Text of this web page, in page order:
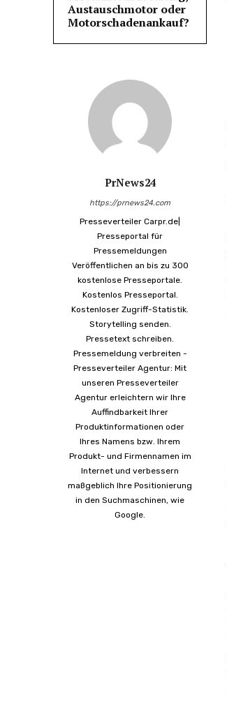
Austauschmotor oder
Motorschadenankauf?
PrNews24
https://prnews24.com
Presseverteiler Carpr.de|
Presseportal für
Pressemeldungen
Veröffentlichen an bis zu 300
kostenlose Presseportale.
Kostenlos Presseportal.
Kostenloser Zugriff-Statistik.
Storytelling senden.
Pressetext schreiben.
Pressemeldung verbreiten -
Presseverteiler Agentur: Mit
unseren Presseverteiler
Agentur erleichtern wir Ihre
Auffindbarkeit Ihrer
Produktinformationen oder
Ihres Namens bzw. Ihrem
Produkt- und Firmennamen im
Internet und verbessern
maßgeblich Ihre Positionierung
in den Suchmaschinen, wie
Google.